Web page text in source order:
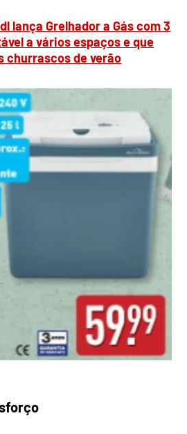
lança Grelhador a Gás com 3
a vários espaços e que
churrascos de verão